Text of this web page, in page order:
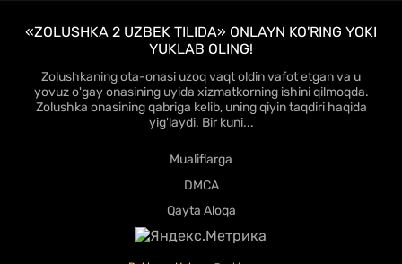
«ZOLUSHKA 2 UZBEK TILIDA» ONLAYN KO'RING YOKI
YUKLAB OLING!
Zolushkaning ota-onasi uzoq vaqt oldin vafot etgan va u
yovuz o'gay onasining uyida xizmatkorning ishini qilmoqda.
Zolushka onasining qabriga kelib, uning qiyin taqdiri haqida
yig'laydi. Bir kuni...
Mualiflarga
DMCA
Qayta Aloqa